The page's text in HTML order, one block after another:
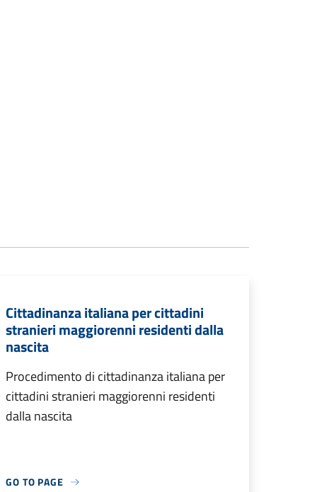
Cittadinanza italiana per cittadini
stranieri maggiorenni residenti dalla
nascita
Procedimento di cittadinanza italiana per
cittadini stranieri maggiorenni residenti
dalla nascita
GO TO PAGE